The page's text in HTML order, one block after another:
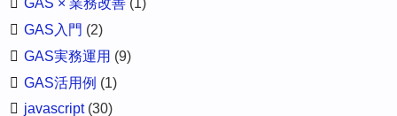
GAS × 業務改善 (1)
GAS入門 (2)
GAS実務運用 (9)
GAS活用例 (1)
javascript(30)